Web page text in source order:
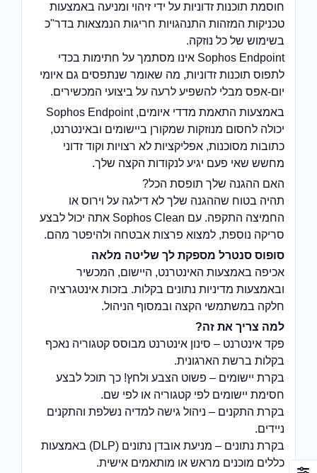
חוסמת תוכנות זדוניות על ידי זיהוי ומניעה באמצעות
טכניקות המזהות התנהגויות חריגות הנמצאות בדר"כ
בשימוש של כל נוזקה.
Sophos Endpoint אינו מסתמך על חתימות בכדי
לתפוס תוכנות זדוניות, מה שאומר שנתפסים גם איומי
יום-אפס מבלי להשפיע לרעה על ביצועי המכשירים.
באמצעות התאמת מדדי איומים, Sophos Endpoint
יכולה לחסום מנוזקות שמקורן ביישומים ובאינטרנט,
כתובות מסוכנות, אפליקציות לא רצויות וקוד זדוני
מחשש שאי פעם יגיע לנקודות הקצה שלך.
האם ההגנה שלך תופסת הכל?
תהיה בטוח שההגנה שלך לא דילגה על וירוס או
החמיצה התקפה. עם Sophos Clean אתה יכול לבצע
סריקה נוספת, למצוא פרצות אבטחה ולהיפטר מהם.
סופוס סנטרל מספקת לך שליטה מלאה
אכיפה באמצעות האינטרנט, היישום, המכשיר
ובאמצעות מדיניות נתונים בקלות. בזכות אינטגרציה
חלקה במשתמשי הקצה ובמסוף הניהול.
למה צריך את זה?
פקד אינטרנט – סינון אינטרנט מבוסס קטגוריה נאכף
בקלות ברשת הארגונית.
בקרת יישומים – פשוט הצבע ולחץ! כך תוכל לבצע
חסימת יישומים לפי קטגוריה או לפי שם.
בקרת התקנים – ניהול גישה למדיה נשלפת והתקנים
ניידים.
בקרת נתונים – מניעת אובדן נתונים (DLP) באמצעות
כללים מוכנים מראש או מותאמים אישית.